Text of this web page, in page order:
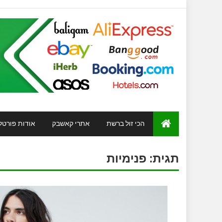
אודות אתרי קאשבק הכי זול ברשת
תגית: פנימיות